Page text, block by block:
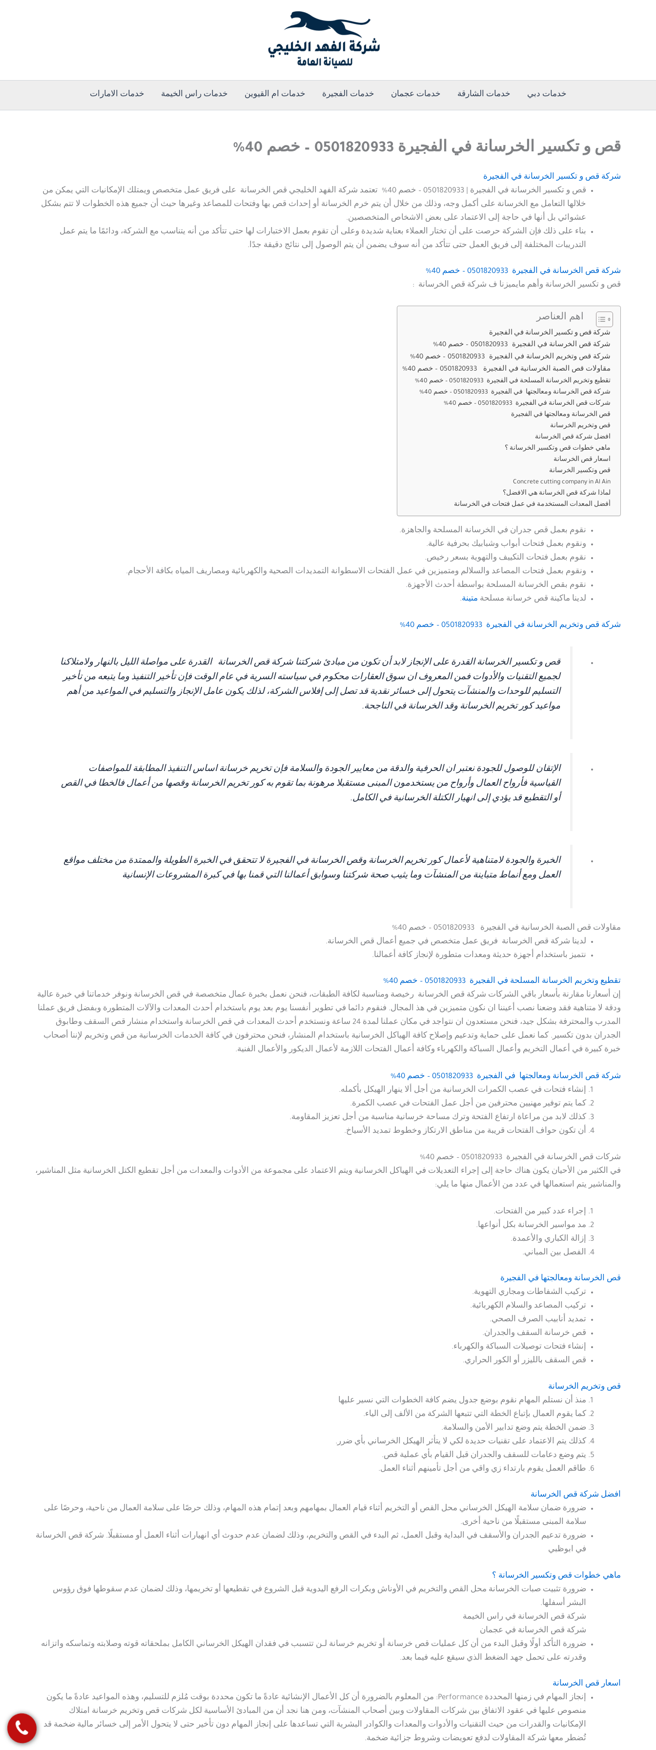
خدمات دبي خدمات الشارقة خدمات عجمان خدمات الفجيرة خدمات ام القيوين خدمات راس الخيمة خدمات الامارات
قص و تكسير الخرسانة في الفجيرة 0501820933 – خصم 40%
شركة قص و تكسير الخرسانة في الفجيرة
قص و تكسير الخرسانة في الفجيرة | 0501820933 – خصم 40% تعتمد شركة الفهد الخليجي قص الخرسانة على فريق عمل متخصص ويمتلك الإمكانيات التي يمكن من
خلالها التعامل مع الخرسانة على أكمل وجه، وذلك من خلال أن يتم خرم الخرسانة أو إحداث قص بها وفتحات للمصاعد وغيرها حيث أن جميع هذه الخطوات لا تتم بشكل
عشوائي بل أنها في حاجة إلى الاعتماد على بعض الاشخاص المتخصصين.
بناء على ذلك فإن الشركة حرصت على أن تختار العملاء بعناية شديدة وعلى أن تقوم بعمل الاختبارات لها حتى تتأكد من أنه يتناسب مع الشركة، ودائمًا ما يتم عمل
التدريبات المختلفة إلى فريق العمل حتى تتأكد من أنه سوف يضمن أن يتم الوصول إلى نتائج دقيقة جدًا.
شركة قص الخرسانة في الفجيرة 0501820933 – خصم 40%
قص و تكسير الخرسانة وأهم مايميزنا ف شركة قص الخرسانة :
اهم العناصر
شركة قص و تكسير الخرسانة في الفجيرة
شركة قص الخرسانة في الفجيرة 0501820933 – خصم 40%
شركة قص وتخريم الخرسانة في الفجيرة 0501820933 – خصم 40%
مقاولات قص الصبة الخرسانية في الفجيرة 0501820933 – خصم 40%
تقطيع وتخريم الخرسانة المسلحة في الفجيرة 0501820933 – خصم 40%
شركة قص الخرسانة ومعالجتها في الفجيرة 0501820933 – خصم 40%
شركات قص الخرسانة في الفجيرة 0501820933 – خصم 40%
قص الخرسانة ومعالجتها في الفجيرة
قص وتخريم الخرسانة
افضل شركة قص الخرسانة
ماهي خطوات قص وتكسير الخرسانة ؟
اسعار قص الخرسانة
قص وتكسير الخرسانة
Concrete cutting company in Al Ain
لماذا شركة قص الخرسانة هي الافضل؟
أفضل المعدات المستخدمة في عمل فتحات في الخرسانة
نقوم بعمل قص جدران في الخرسانة المسلحة والجاهزة.
ونقوم بعمل فتحات أبواب وشبابيك بحرفية عالية.
نقوم بعمل فتحات التكييف والتهوية بسعر رخيص.
ونقوم بعمل فتحات المصاعد والسلالم ومتميزين في عمل الفتحات الاسطوانة التمديدات الصحية والكهربائية ومصاريف المياه بكافة الأحجام.
نقوم بقص الخرسانة المسلحة بواسطة أحدث الأجهزة.
لدينا ماكينة قص خرسانة مسلحة متينة.
شركة قص وتخريم الخرسانة في الفجيرة 0501820933 – خصم 40%
قص و تكسير الخرسانة القدرة على الإنجاز لابد أن تكون من مبادئ شركتنا شركة قص الخرسانة القدرة على مواصلة الليل بالنهار ولامتلاكنا
لجميع التقنيات والأدوات فمن المعروف ان سوق العقارات محكوم في سياسته السرية في عام الوقت فإن تأخير التنفيذ وما يتبعه من تأخير
التسليم للوحدات والمنشآت يتحول إلى خسائر نقدية قد تصل إلى إفلاس الشركة، لذلك يكون عامل الإنجاز والتسليم في المواعيد من أهم
مواعيد كور تخريم الخرسانة وقد الخرسانة في الناجحة.
الإتقان للوصول للجودة نعتبر ان الحرفية والدقة من معايير الجودة والسلامة فإن تخريم خرسانة اساس التنفيذ المطابقة للمواصفات
القياسية فأرواح العمال وأرواح من يستخدمون المبنى مستقبلا مرهونة بما تقوم به كور تخريم الخرسانة وقصها من أعمال فالخطا في القص
أو التقطيع قد يؤدي إلى انهيار الكتلة الخرسانية في الكامل.
الخبرة والجودة لامتناهية لأعمال كور تخريم الخرسانة وقص الخرسانة في الفجيرة لا تتحقق في الخبرة الطويلة والممتدة من مختلف مواقع
العمل ومع أنماط متباينة من المنشآت وما يثيب صحة شركتنا وسوابق أعمالنا التي قمنا بها في كبرة المشروعات الإنسانية
مقاولات قص الصبة الخرسانية في الفجيرة
لدينا شركة قص الخرسانة فريق عمل متخصص في جميع أعمال قص الخرسانة.
نتميز باستخدام أجهزة حديثة ومعدات متطورة لإنجاز كافة أعمالنا.
تقطيع وتخريم الخرسانة المسلحة في الفجيرة 0501820933 – خصم 40%
إن أسعارنا مقارنة بأسعار باقي الشركات شركة قص الخرسانة رخيصة ومناسبة لكافة الطبقات، فنحن نعمل بخبرة عمال متخصصة في قص الخرسانة ونوفر خدماتنا في خبرة عالية
ودقة لا متناهية فقد وضعنا نصب أعيننا ان نكون متميزين في هذ المجال. فنقوم دائما في تطوير أنفسنا يوم بعد يوم باستخدام أحدث المعدات والآلات المتطورة وبفضل فريق عملنا
المدرب والمحترفة بشكل جيد، فنحن مستعدون ان نتواجد في مكان عملنا لمدة 24 ساعة ونستخدم أحدث المعدات في قص الخرسانة واستخدام منشار قص السقف وطابوق
الجدران بدون تكسير. كما نعمل على حماية وتدعيم وإصلاح كافة الهياكل الخرسانية باستخدام المنشار، فنحن محترفون في كافة الخدمات الخرسانية من قص وتخريم لإننا أصحاب
خبرة كبيرة في أعمال التخريم وأعمال السباكة والكهرباء وكافة أعمال الفتحات اللازمة لأعمال الديكور والأعمال الفنية.
شركة قص الخرسانة ومعالجتها في الفجيرة 0501820933 – خصم 40%
إنشاء فتحات في عصب الكمرات الخرسانية من أجل ألا ينهار الهيكل بأكمله.
كما يتم توفير مهنيين محترفين من أجل عمل الفتحات في عصب الكمرة.
كذلك لابد من مراعاة ارتفاع الفتحة وترك مساحة خرسانية مناسبة من أجل تعزيز المقاومة.
أن تكون حواف الفتحات قريبة من مناطق الارتكاز وخطوط تمديد الأسياخ.
شركات قص الخرسانة في الفجيرة 0501820933 – خصم 40%
في الكثير من الأحيان يكون هناك حاجة إلى إجراء التعديلات في الهياكل الخرسانية ويتم الاعتماد على مجموعة من الأدوات والمعدات من أجل تقطيع الكتل الخرسانية مثل المناشير،
والمناشير يتم استعمالها في عدد من الأعمال منها ما يلي:
إجراء عدد كبير من الفتحات.
مد مواسير الخرسانة بكل أنواعها.
إزالة الكباري والأعمدة.
الفصل بين المباني.
قص الخرسانة ومعالجتها في الفجيرة
تركيب الشفاطات ومجاري التهوية.
تركيب المصاعد والسلام الكهربائية.
تمديد أنابيب الصرف الصحي.
قص خرسانة السقف والجدران.
إنشاء فتحات توصيلات السباكة والكهرباء.
قص السقف بالليزر أو الكور الحراري.
قص وتخريم الخرسانة
منذ أن نستلم المهام نقوم بوضع جدول يضم كافة الخطوات التي نسير عليها
كما يقوم العمال بإتباع الخطة التي تتبعها الشركة من الألف إلى الياء.
ضمن الخطة يتم وضع تدابير الأمن والسلامة.
كذلك يتم الاعتماد على تقنيات حديدة لكي لا يتأثر الهيكل الخرساني بأي ضرر.
يتم وضع دعامات للسقف والجدران قبل القيام بأي عملية قص.
طاقم العمل يقوم بارتداء زي واقي من أجل تأمينهم أثناء العمل.
افضل شركة قص الخرسانة
ضرورة ضمان سلامة الهيكل الخرساني محل القص أو التخريم أثناء قيام العمال بمهامهم وبعد إتمام هذه المهام، وذلك حرصًا على سلامة العمال من ناحية، وحرصًا على
سلامة المبنى مستقبلًا من ناحية أخرى.
ضرورة تدعيم الجدران والأسقف في البداية وقبل العمل، ثم البدء في القص والتخريم، وذلك لضمان عدم حدوث أي انهيارات أثناء العمل أو مستقبلًا. شركة قص الخرسانة
في ابوظبي
ماهي خطوات قص وتكسير الخرسانة ؟
ضرورة تثبيت صبات الخرسانة محل القص والتخريم في الأوناش وبكرات الرفع اليدوية قبل الشروع في تقطيعها أو تخريمها، وذلك لضمان عدم سقوطها فوق رؤوس
البشر أسفلها.
شركة قص الخرسانة في راس الخيمة
شركة قص الخرسانة في عجمان
ضرورة التأكد أولًا وقبل البدء من أن كل عمليات قص خرسانة أو تخريم خرسانة لـن تتسبب في فقدان الهيكل الخرساني الكامل بملحقاته قوته وصلابته وتماسكه واتزانه
وقدرته على تحمل جهد الضغط الذي سيقع عليه فيما بعد.
اسعار قص الخرسانة
إنجاز المهام في زمنها المحددة Performance: من المعلوم بالضرورة أن كل الأعمال الإنشائية عادةً ما تكون محددة بوقت مُلزم للتسليم، وهذه المواعيد عادةً ما يكون
منصوص عليها في عقود الاتفاق بين شركات المقاولات وبين أصحاب المنشآت، ومن هنا نجد أن من المبادئ الأساسية لكل شركات قص وتخريم خرسانة امتلاك
الإمكانيات والقدرات من حيث التقنيات والأدوات والمعدات والكوادر البشرية التي تساعدها على إنجاز المهام دون تأخير حتى لا يتحول الأمر إلى خسائر مالية ضخمة قد
تُضطر معها شركة المقاولات لدفع تعويضات وشروط جزائية ضخمة.